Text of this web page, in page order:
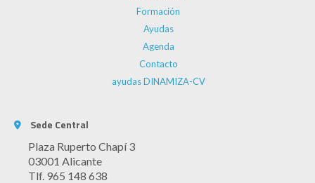
Formación
Ayudas
Agenda
Contacto
ayudas DINAMIZA-CV
Sede Central
Plaza Ruperto Chapí 3
03001 Alicante
Tlf. 965 148 638